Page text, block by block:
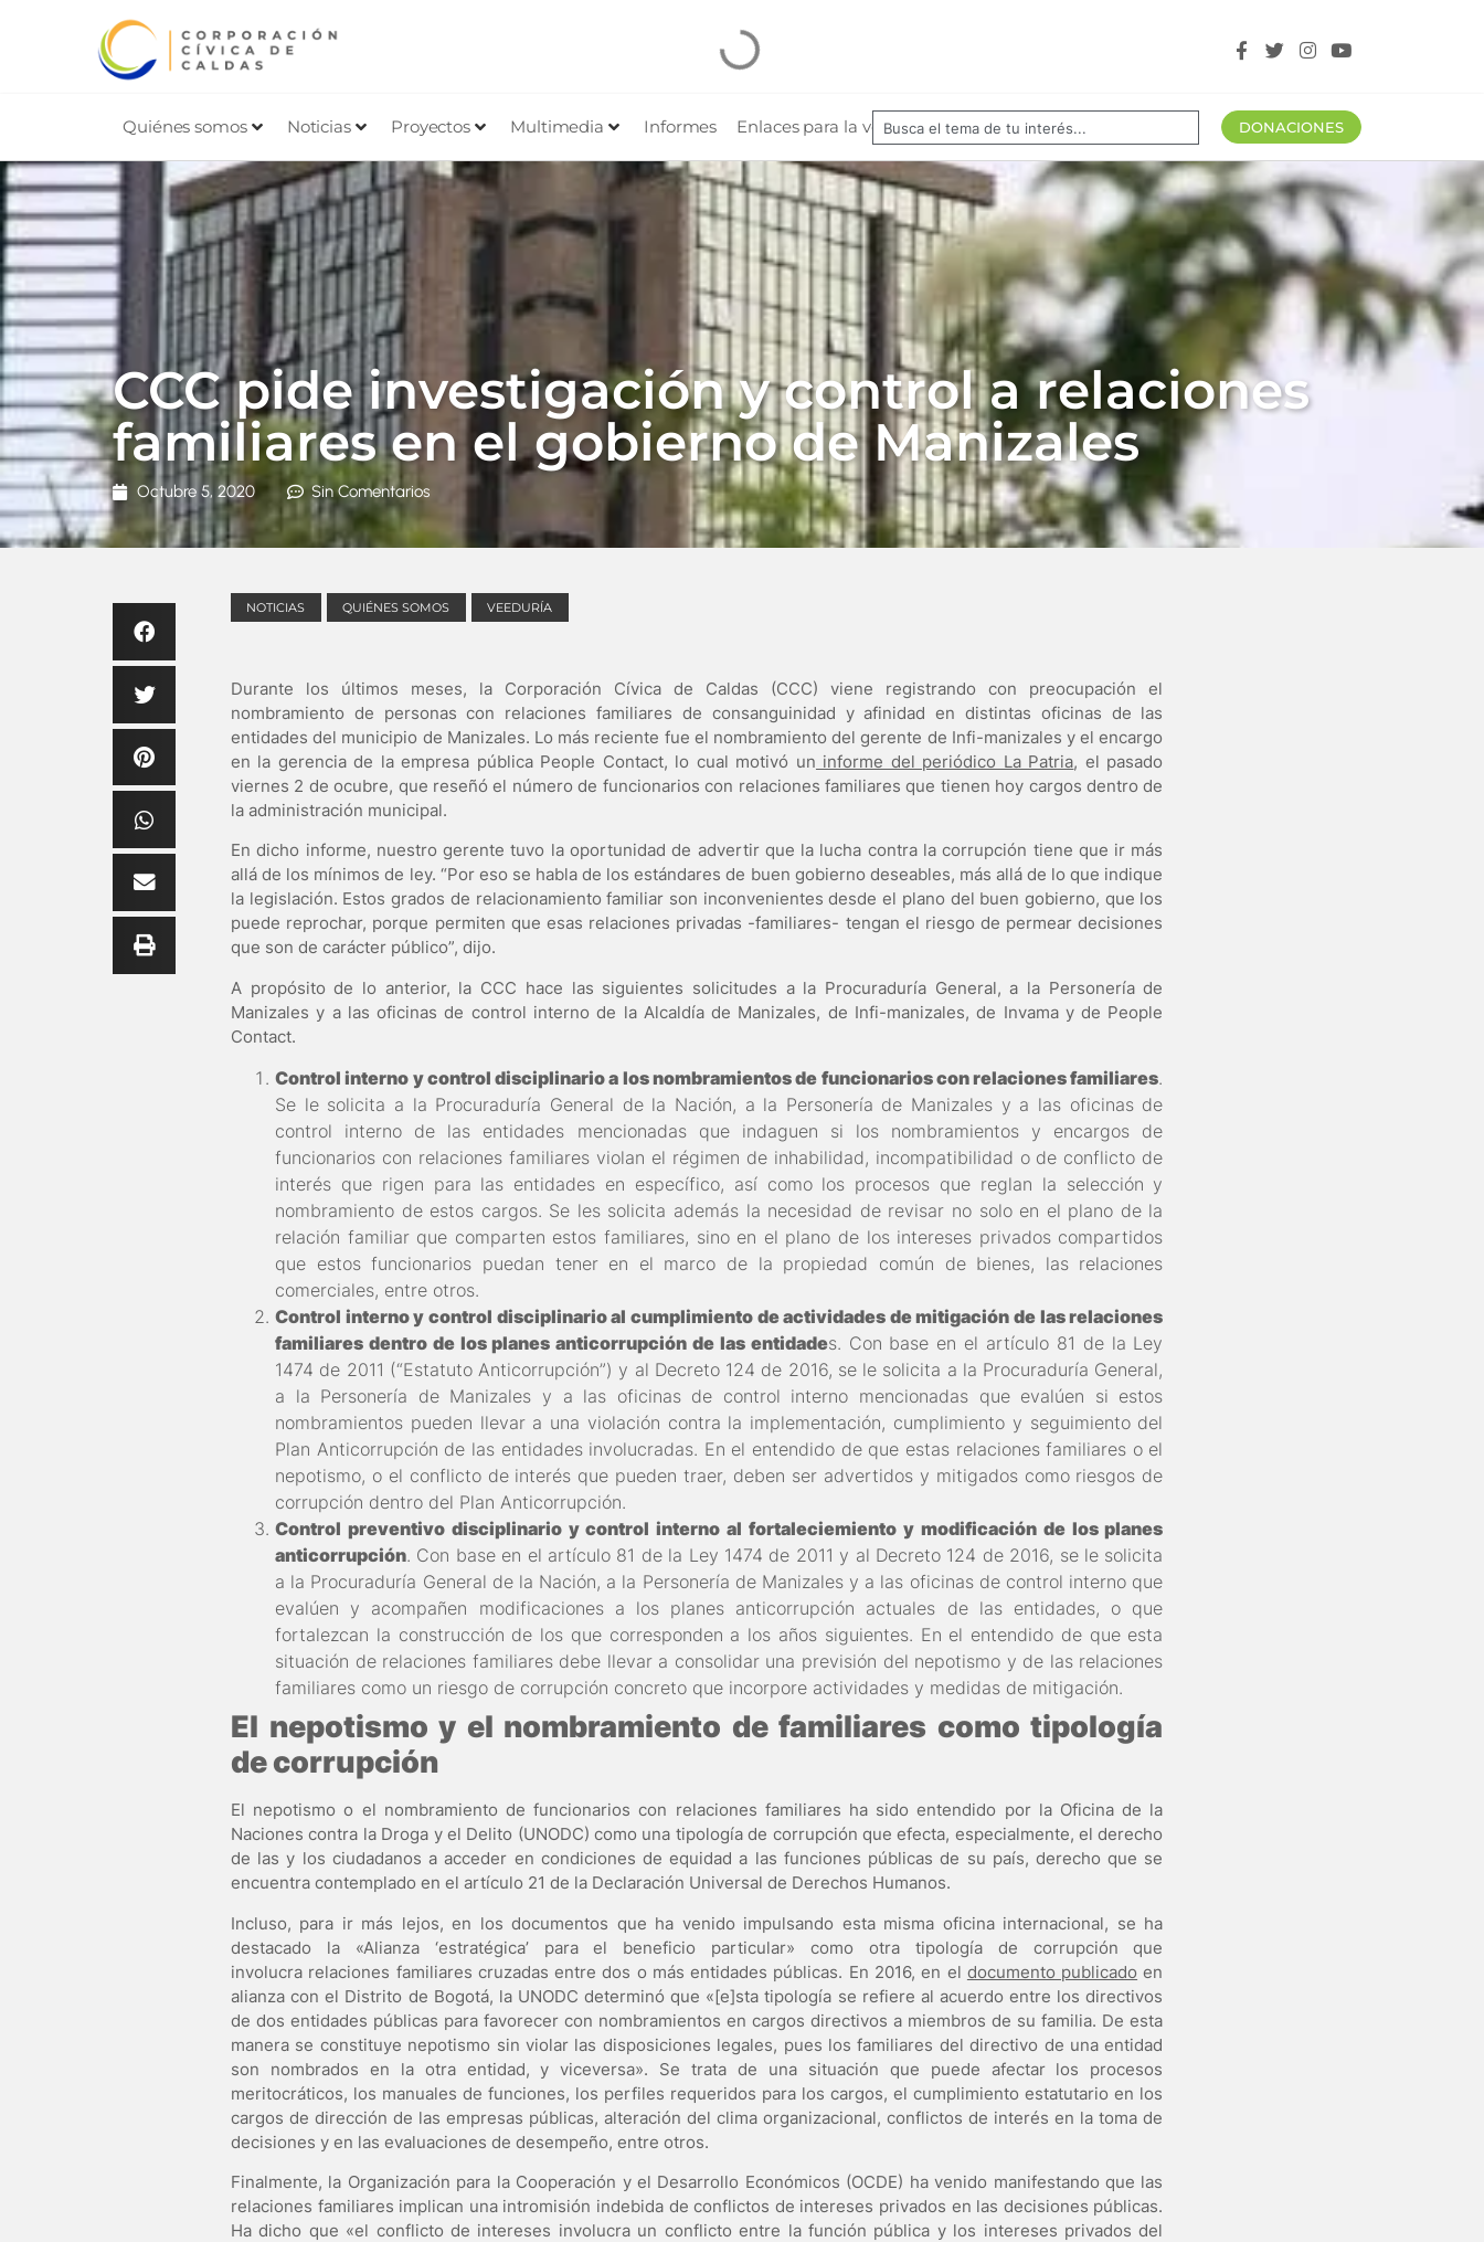
Quiénes somos Noticias Proyectos Multimedia Informes Enlaces para la veeduría Nuestros aliados DONACIONES
CCC pide investigación y control a relaciones
familiares en el gobierno de Manizales
Octubre 5, 2020 Sin Comentarios
NOTICIAS QUIÉNES SOMOS VEEDURÍA
Durante los últimos meses, la Corporación Cívica de Caldas (CCC) viene registrando con preocupación el
nombramiento de personas con relaciones familiares de consanguinidad y afinidad en distintas oficinas de las
entidades del municipio de Manizales. Lo más reciente fue el nombramiento del gerente de Infi-manizales y el encargo
en la gerencia de la empresa pública People Contact, lo cual motivó un informe del periódico La Patria, el pasado
viernes 2 de ocubre, que reseñó el número de funcionarios con relaciones familiares que tienen hoy cargos dentro de
la administración municipal.
En dicho informe, nuestro gerente tuvo la oportunidad de advertir que la lucha contra la corrupción tiene que ir más
allá de los mínimos de ley. “Por eso se habla de los estándares de buen gobierno deseables, más allá de lo que indique
la legislación. Estos grados de relacionamiento familiar son inconvenientes desde el plano del buen gobierno, que los
puede reprochar, porque permiten que esas relaciones privadas -familiares- tengan el riesgo de permear decisiones
que son de carácter público”, dijo.
A propósito de lo anterior, la CCC hace las siguientes solicitudes a la Procuraduría General, a la Personería de
Manizales y a las oficinas de control interno de la Alcaldía de Manizales, de Infi-manizales, de Invama y de People
Contact.
Control interno y control disciplinario a los nombramientos de funcionarios con relaciones familiares.
Se le solicita a la Procuraduría General de la Nación, a la Personería de Manizales y a las oficinas de
control interno de las entidades mencionadas que indaguen si los nombramientos y encargos de
funcionarios con relaciones familiares violan el régimen de inhabilidad, incompatibilidad o de conflicto de
interés que rigen para las entidades en específico, así como los procesos que reglan la selección y
nombramiento de estos cargos. Se les solicita además la necesidad de revisar no solo en el plano de la
relación familiar que comparten estos familiares, sino en el plano de los intereses privados compartidos
que estos funcionarios puedan tener en el marco de la propiedad común de bienes, las relaciones
comerciales, entre otros.
Control interno y control disciplinario al cumplimiento de actividades de mitigación de las relaciones
familiares dentro de los planes anticorrupción de las entidades. Con base en el artículo 81 de la Ley
1474 de 2011 (“Estatuto Anticorrupción”) y al Decreto 124 de 2016, se le solicita a la Procuraduría General,
a la Personería de Manizales y a las oficinas de control interno mencionadas que evalúen si estos
nombramientos pueden llevar a una violación contra la implementación, cumplimiento y seguimiento del
Plan Anticorrupción de las entidades involucradas. En el entendido de que estas relaciones familiares o el
nepotismo, o el conflicto de interés que pueden traer, deben ser advertidos y mitigados como riesgos de
corrupción dentro del Plan Anticorrupción.
Control preventivo disciplinario y control interno al fortaleciemiento y modificación de los planes
anticorrupción. Con base en el artículo 81 de la Ley 1474 de 2011 y al Decreto 124 de 2016, se le solicita
a la Procuraduría General de la Nación, a la Personería de Manizales y a las oficinas de control interno que
evalúen y acompañen modificaciones a los planes anticorrupción actuales de las entidades, o que
fortalezcan la construcción de los que corresponden a los años siguientes. En el entendido de que esta
situación de relaciones familiares debe llevar a consolidar una previsión del nepotismo y de las relaciones
familiares como un riesgo de corrupción concreto que incorpore actividades y medidas de mitigación.
El nepotismo y el nombramiento de familiares como tipología
de corrupción
El nepotismo o el nombramiento de funcionarios con relaciones familiares ha sido entendido por la Oficina de la
Naciones contra la Droga y el Delito (UNODC) como una tipología de corrupción que efecta, especialmente, el derecho
de las y los ciudadanos a acceder en condiciones de equidad a las funciones públicas de su país, derecho que se
encuentra contemplado en el artículo 21 de la Declaración Universal de Derechos Humanos.
Incluso, para ir más lejos, en los documentos que ha venido impulsando esta misma oficina internacional, se ha
destacado la «Alianza ‘estratégica’ para el beneficio particular» como otra tipología de corrupción que
involucra relaciones familiares cruzadas entre dos o más entidades públicas. En 2016, en el documento publicado en
alianza con el Distrito de Bogotá, la UNODC determinó que «[e]sta tipología se refiere al acuerdo entre los directivos
de dos entidades públicas para favorecer con nombramientos en cargos directivos a miembros de su familia. De esta
manera se constituye nepotismo sin violar las disposiciones legales, pues los familiares del directivo de una entidad
son nombrados en la otra entidad, y viceversa». Se trata de una situación que puede afectar los procesos
meritocráticos, los manuales de funciones, los perfiles requeridos para los cargos, el cumplimiento estatutario en los
cargos de dirección de las empresas públicas, alteración del clima organizacional, conflictos de interés en la toma de
decisiones y en las evaluaciones de desempeño, entre otros.
Finalmente, la Organización para la Cooperación y el Desarrollo Económicos (OCDE) ha venido manifestando que las
relaciones familiares implican una intromisión indebida de conflictos de intereses privados en las decisiones públicas.
Ha dicho que «el conflicto de intereses involucra un conflicto entre la función pública y los intereses privados del